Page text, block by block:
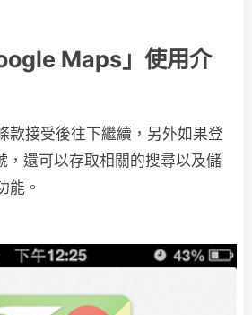
Maps」使用介
款接受後往下繼續，另外如果登
，還可以存取相關的搜尋以及儲
能。